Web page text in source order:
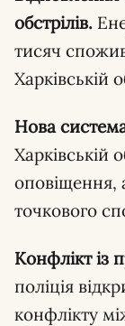
обстрілів.
тисяч
Харківській
Нова
Харківській
оповіщення,
точкового
Конфлікт із
поліція
конфлікту